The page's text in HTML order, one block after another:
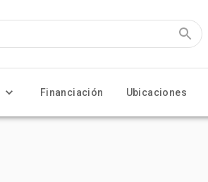
Financiación Ubicaciones